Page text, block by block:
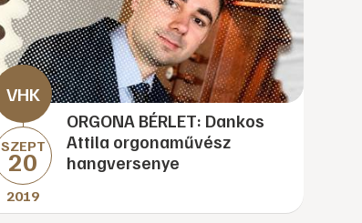
SZEPT
20
2019
ORGONA BÉRLET: Dankos
Attila orgonaművész
hangversenye